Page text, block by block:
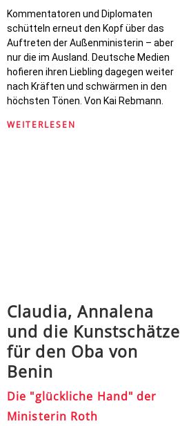
Kommentatoren und Diplomaten
schütteln erneut den Kopf über das
Auftreten der Außenministerin – aber
nur die im Ausland. Deutsche Medien
hofieren ihren Liebling dagegen weiter
nach Kräften und schwärmen in den
höchsten Tönen. Von Kai Rebmann.
WEITERLESEN
Claudia, Annalena
und die Kunstschätze
für den Oba von
Benin
Die "glückliche Hand" der
Ministerin Roth